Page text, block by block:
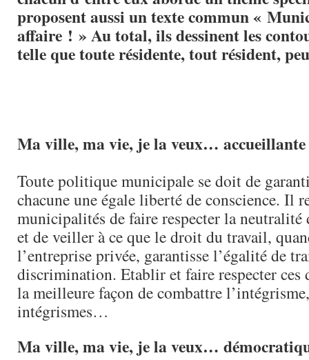
proposent aussi un texte commun «
affaire ! » Au total, ils dessinent les
telle que toute résidente, tout résident,
Ma ville, ma vie, je la veux… accueillante
Toute politique municipale se doit de
chacune une égale liberté de conscience. Il
municipalités de faire respecter la
et de veiller à ce que le droit du travail,
l’entreprise privée, garantisse l’égalité de
discrimination. Etablir et faire respecter ces
la meilleure façon de combattre
intégrismes…
Ma ville, ma vie, je la veux…